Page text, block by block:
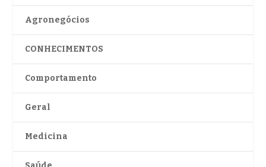
Agronegócios
CONHECIMENTOS
Comportamento
Geral
Medicina